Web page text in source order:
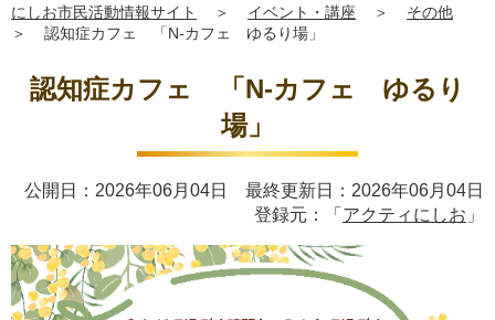
にしお市民活動情報サイト ＞ イベント・講座 ＞
その他
＞
認知症カフェ 「N-カフェ ゆるり場」
認知症カフェ 「N-カフェ ゆるり
場」
公開日：2026年06月04日 最終更新日：2026年06月04日
登録元：「 アクティにしお 」